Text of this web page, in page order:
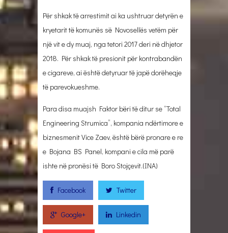
Për shkak të arrestimit ai ka ushtruar detyrën e
kryetarit të komunës së Novosellës vetëm për
një vit e dy muaj, nga tetori 2017 deri në dhjetor
2018. Për shkak të presionit për kontrabandën
e cigareve, ai është detyruar të japë dorëheqje
të parevokueshme.
Para disa muajsh Faktor bëri të ditur se “Total
Engineering Strumica”, kompania ndërtimore e
biznesmenit Vice Zaev, është bërë pronare e re
e Bojana BS Panel, kompani e cila më parë
ishte në pronësi të Boro Stojçevit.(INA)
Facebook Twitter
Google+ Linkedin